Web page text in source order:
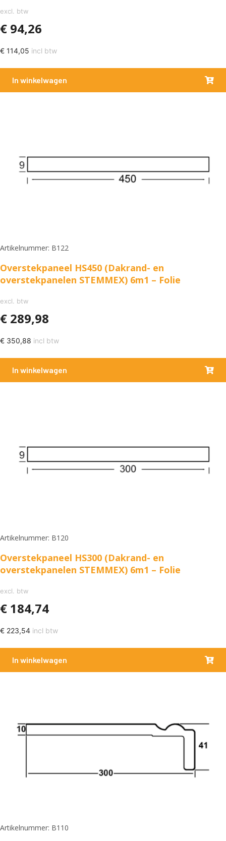
excl. btw
€ 94,26
€ 114,05 incl btw
In winkelwagen
Artikelnummer: B122
Overstekpaneel HS450 (Dakrand- en
overstekpanelen STEMMEX) 6m1 – Folie
excl. btw
€ 289,98
€ 350,88 incl btw
In winkelwagen
Artikelnummer: B120
Overstekpaneel HS300 (Dakrand- en
overstekpanelen STEMMEX) 6m1 – Folie
excl. btw
€ 184,74
€ 223,54 incl btw
In winkelwagen
Artikelnummer: B110